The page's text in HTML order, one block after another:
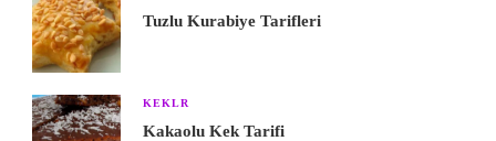
Tuzlu Kurabiye Tarifleri
KEKLR
Kakaolu Kek Tarifi